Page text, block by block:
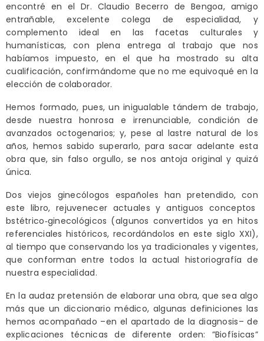
encontré en el Dr. Claudio Becerro de Bengoa, amigo
entrañable, excelente colega de especialidad, y
complemento ideal en las facetas culturales y
humanísticas, con plena entrega al trabajo que nos
habíamos impuesto, en el que ha mostrado su alta
cualificación, confirmándome que no me equivoqué en la
elección de colaborador.
Hemos formado, pues, un inigualable tándem de trabajo,
desde nuestra honrosa e irrenunciable, condición de
avanzados octogenarios; y, pese al lastre natural de los
años, hemos sabido superarlo, para sacar adelante esta
obra que, sin falso orgullo, se nos antoja original y quizá
única.
Dos viejos ginecólogos españoles han pretendido, con
este libro, rejuvenecer actuales y antiguos conceptos
bstétrico‑ginecológicos (algunos convertidos ya en hitos
referenciales históricos, recordándolos en este siglo XXI),
al tiempo que conservando los ya tradicionales y vigentes,
que conforman entre todos la actual historiografía de
nuestra especialidad.
En la audaz pretensión de elaborar una obra, que sea algo
más que un diccionario médico, algunas definiciones las
hemos acompañado –en el apartado de la diagnosis– de
explicaciones técnicas de diferente orden: ”Biofísicas”